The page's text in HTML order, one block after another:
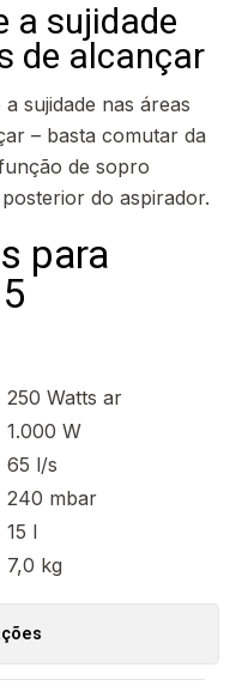
a sujidade
de alcançar
sujidade nas áreas
– basta comutar da
de sopro
do aspirador.
para
250 Watts ar
1.000 W
65 l/s
240 mbar
15 l
7,0 kg